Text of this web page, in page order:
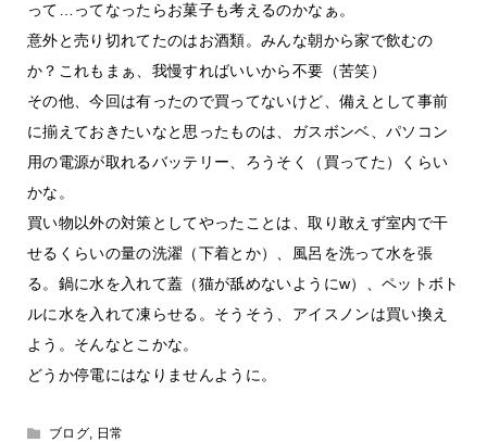
って…ってなったらお菓子も考えるのかなぁ。
意外と売り切れてたのはお酒類。みんな朝から家で飲むの
か？これもまぁ、我慢すればいいから不要（苦笑）
その他、今回は有ったので買ってないけど、備えとして事前
に揃えておきたいなと思ったものは、ガスボンベ、パソコン
用の電源が取れるバッテリー、ろうそく（買ってた）くらい
かな。
買い物以外の対策としてやったことは、取り敢えず室内で干
せるくらいの量の洗濯（下着とか）、風呂を洗って水を張
る。鍋に水を入れて蓋（猫が舐めないようにw）、ペットボト
ルに水を入れて凍らせる。そうそう、アイスノンは買い換え
よう。そんなとこかな。
どうか停電にはなりませんように。
ブログ, 日常